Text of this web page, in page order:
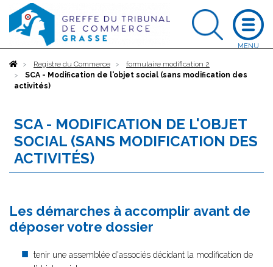
AccueilRegistre du Commerce
formulaire modification 2
SCA - Modification de l'objet social (sans modification des
activités)
SCA - MODIFICATION DE L'OBJET
SOCIAL (SANS MODIFICATION DES
ACTIVITÉS)
Les démarches à accomplir avant de
déposer votre dossier
tenir une assemblée d'associés décidant la modification de